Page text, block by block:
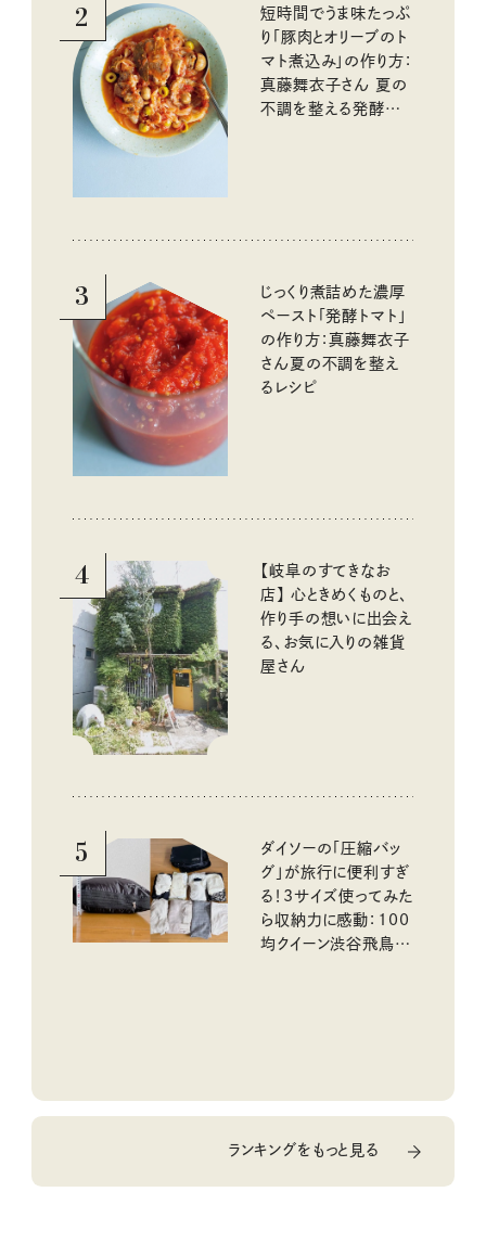
2
短時間でうま味たっぷ
り「豚肉とオリーブのト
マト煮込み」の作り方：
真藤舞衣子さん 夏の
不調を整える発酵レ
3
じっくり煮詰めた濃厚
ペースト「発酵トマト」
の作り方：真藤舞衣子
さん夏の不調を整え
るレシピ
4
【岐阜のすてきなお
店】 心ときめくものと、
作り手の想いに出会え
る、お気に入りの雑貨
屋さん
5
ダイソーの「圧縮バッ
グ」が旅行に便利すぎ
る！3サイズ使ってみた
ら収納力に感動：100
均クイーン渋谷飛鳥の
ランキングをもっと見る